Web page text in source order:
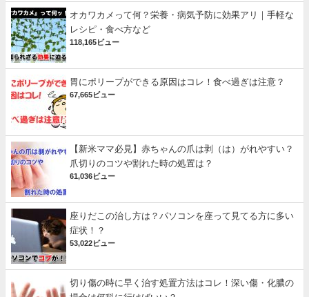
オカワカメって何？栄養・病気予防に効果アリ｜手軽な
レシピ・食べ方など
118,165ビュー
胃にポリープができる原因はコレ！食べ過ぎは注意？
67,665ビュー
【新米ママ必見】赤ちゃんの爪は剥（は）がれやすい？
爪切りのコツや割れた時の処置は？
61,036ビュー
座りだこの治し方は？パソコンを座って見てる方に多い
症状！？
53,022ビュー
切り傷の時に早く治す処置方法はコレ！深い傷・化膿の